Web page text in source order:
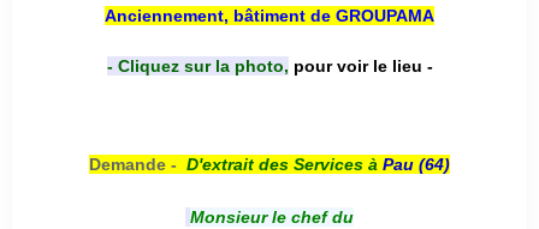
Anciennement, bâtiment de GROUPAMA
- Cliquez sur la photo, pour voir le lieu -
Demande - D'extrait des Services à Pau (64)
Monsieur le chef du